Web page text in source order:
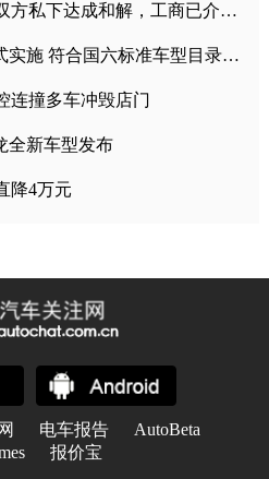
奔驰漏油事件最新进展：双方私下达成和解，工商已介入调查
“国六排放标准”7月1号正式实施 符合国六标准车型目录一览
连撞多车冲毁店门
全新车型发布
降4万元
电车报告
AutoBeta
报价宝